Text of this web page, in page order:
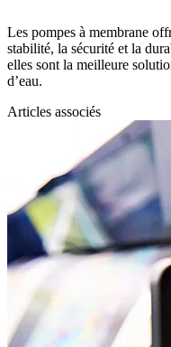
Les pompes à membrane
stabilité, la sécurité et la
elles sont la meilleure
d’eau.
Articles associés